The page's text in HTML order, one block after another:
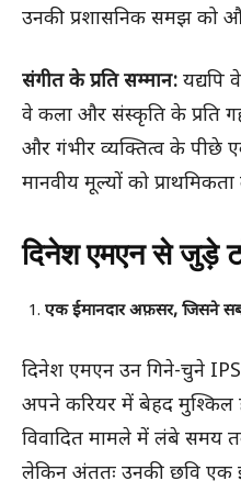
उनकी प्रशासनिक समझ को
संगीत के प्रति सम्मान: यद्यपि
वे कला और संस्कृति के प्रति
और गंभीर व्यक्तित्व के पीछे
मानवीय मूल्यों को प्राथमिकता
दिनेश एमएन से जुड़े
एक ईमानदार अफ़सर, जिसने
दिनेश एमएन उन गिने-चुने
अपने करियर में बेहद मुश्किल
विवादित मामले में लंबे समय
लेकिन अंततः उनकी छवि एक